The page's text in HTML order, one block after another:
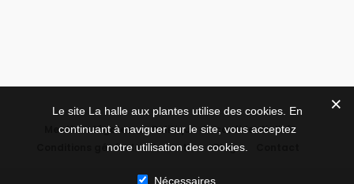
Mentions légales
Politique de confidentialité
Conditions générales de vente
Blog
Le site La halle aux plantes utilise des cookies. En
continuant à naviguer sur le site, vous acceptez
notre utilisation des cookies.
Nécessaires